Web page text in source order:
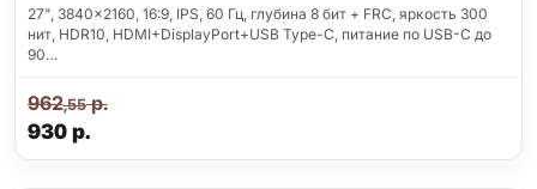
27", 3840x2160, 16:9, IPS, 60 Гц, глубина 8 бит + FRC, яркость 300
нит, HDR10, HDMI+DisplayPort+USB Type-C, питание по USB-C до
90…
930р.
962,55р.